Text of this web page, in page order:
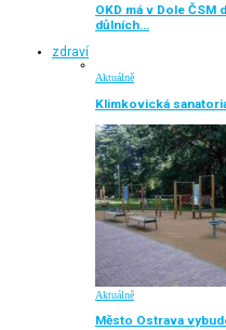
OKD má v Dole
důlních…
zdraví
Aktuálně
Klimkovická
Aktuálně
Město Ostrava